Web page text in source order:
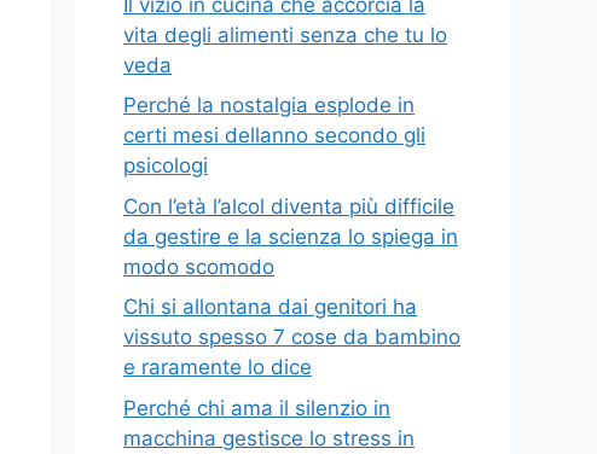
vita degli alimenti senza che tu lo
veda
Perché la nostalgia esplode in
certi mesi dellanno secondo gli
psicologi
Con l’età l’alcol diventa più difficile
da gestire e la scienza lo spiega in
modo scomodo
Chi si allontana dai genitori ha
vissuto spesso 7 cose da bambino
e raramente lo dice
Perché chi ama il silenzio in
macchina gestisce lo stress in